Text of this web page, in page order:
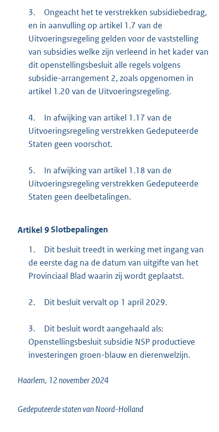
3.
Ongeacht het te verstrekken subsidiebedrag,
en in aanvulling op artikel 1.7 van de
Uitvoeringsregeling gelden voor de vaststelling
van subsidies welke zijn verleend in het kader van
dit openstellingsbesluit alle regels volgens
subsidie-arrangement 2, zoals opgenomen in
artikel 1.20 van de Uitvoeringsregeling.
4.
In afwijking van artikel 1.17 van de
Uitvoeringsregeling verstrekken Gedeputeerde
Staten geen voorschot.
5.
In afwijking van artikel 1.18 van de
Uitvoeringsregeling verstrekken Gedeputeerde
Staten geen deelbetalingen.
Artikel 9Slotbepalingen
1.
Dit besluit treedt in werking met ingang van
de eerste dag na de datum van uitgifte van het
Provinciaal Blad waarin zij wordt geplaatst.
2. Dit besluit vervalt op 1 april 2029.
3.
Dit besluit wordt aangehaald als:
Openstellingsbesluit subsidie NSP productieve
investeringen groen-blauw en dierenwelzijn.
Haarlem, 12 november 2024
Gedeputeerde staten van Noord-Holland